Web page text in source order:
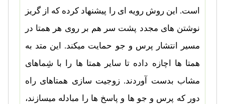
است. این روش رویه ای را پیشنهاد کرده که از گریز
نوشتن های مجدد پشت سر هم بر روی هر همتا در
مسیر انتشار پرس و جو حمایت میکند. این متد به
همتا ها اچازه داده تا سایر همتا ها را با شِماهای
مشاب بدست آوردند. زوجیت سازی همتاهای راه
دور که پرس و جو ها و پاسخ ها را مبادله میسازند،